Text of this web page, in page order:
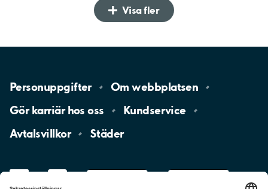
Visa fler
Personuppgifter Omwebbplatsen
Gör karriär hososs
Kundservice
Avtalsvillkor
Städer